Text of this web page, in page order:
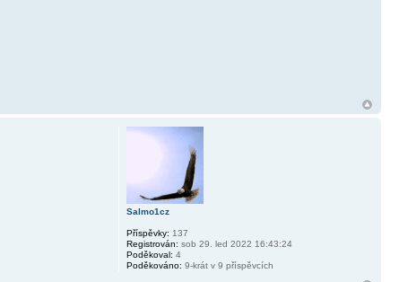
Salmo1cz
Příspěvky: 137
Registrován: sob 29. led 2022 16:43:24
Poděkoval: 4
Poděkováno: 9-krát v 9 příspěvcích